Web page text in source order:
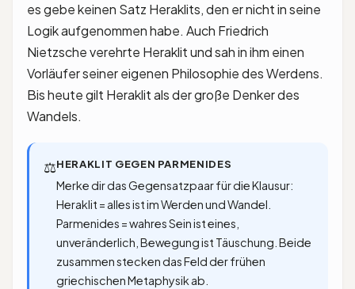
es gebe keinen Satz Heraklits, den er nicht in seine
Logik aufgenommen habe. Auch Friedrich
Nietzsche verehrte Heraklit und sah in ihm einen
Vorläufer seiner eigenen Philosophie des Werdens.
Bis heute gilt Heraklit als der große Denker des
Wandels.
⚖️HERAKLIT GEGEN PARMENIDES
Merke dir das Gegensatzpaar für die Klausur:
Heraklit = alles ist im Werden und Wandel.
Parmenides = wahres Sein ist eines,
unveränderlich, Bewegung ist Täuschung. Beide
zusammen stecken das Feld der frühen
griechischen Metaphysik ab.